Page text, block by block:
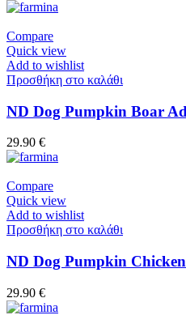
Compare
Quick view
Add to wishlist
Προσθήκη στο καλάθι
ND Dog Pumpkin Boar
29.90 €
Compare
Quick view
Add to wishlist
Προσθήκη στο καλάθι
ND Dog Pumpkin
29.90 €